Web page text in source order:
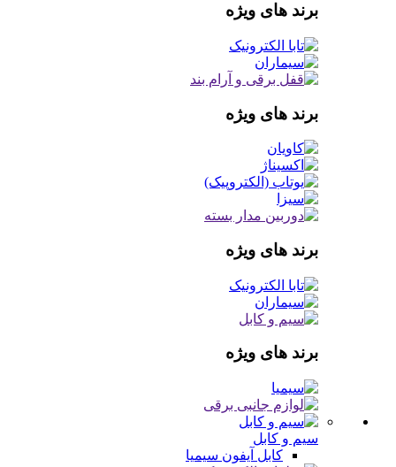
برند های ویژه
برند های ویژه
برند های ویژه
برند های ویژه
سیم و کابل
کابل آیفون سیمیا